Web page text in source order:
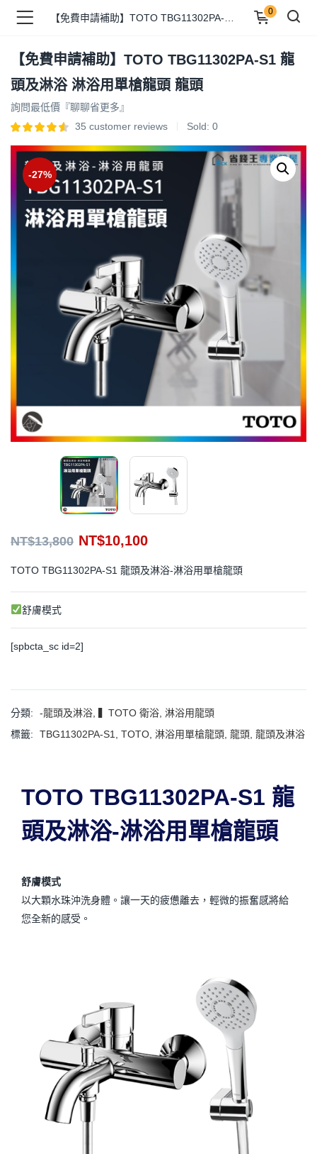
)
)
王 )
0
【免費申請補助】TOTO TBG11302PA-S1 龍
頭及淋浴 淋浴用單槍龍頭 龍頭
詢問最低價『聊聊省更多』
35 customer reviews Sold: 0
-27%
NT$13,800 NT$10,100
TOTO TBG11302PA-S1 龍頭及淋浴-淋浴用單槍龍頭
舒膚模式
[spbcta_sc id=2]
分類: -龍頭及淋浴 ▍TOTO 衛浴 淋浴用龍頭
標籤:
TBG11302PA-S1 TOTO 淋浴用單槍龍頭 龍頭 龍頭及淋浴
TOTO TBG11302PA-S1 龍
頭及淋浴-淋浴用單槍龍頭
舒膚模式
以大顆水珠沖洗身體。讓一天的疲憊離去，輕微的振奮感將給
您全新的感受。